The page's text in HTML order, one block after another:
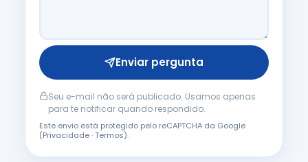
Enviar pergunta
Seu e-mail não será publicado. Usamos apenas
para te notificar quando respondido.
Este envio está protegido pelo reCAPTCHA da Google
(Privacidade·Termos).